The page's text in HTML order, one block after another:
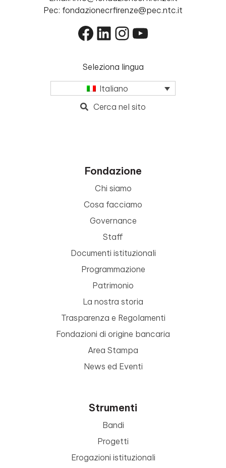
Pec: fondazionecrfirenze@pec.ntc.it
Facebook
LinkedIn
Instagram
YouTube
Seleziona lingua
Italiano
Cerca nel sito
Fondazione
Chi siamo
Cosa facciamo
Governance
Staff
Documenti istituzionali
Programmazione
Patrimonio
La nostra storia
Trasparenza e Regolamenti
Fondazioni di origine bancaria
Area Stampa
News ed Eventi
Strumenti
Bandi
Progetti
Erogazioni istituzionali